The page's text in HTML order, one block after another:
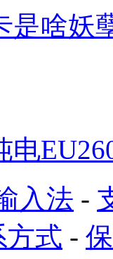
是啥妖
电
入法 -
方式 -